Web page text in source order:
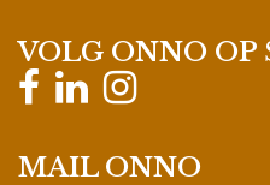
VOLG ONNO
MAIL ONNO